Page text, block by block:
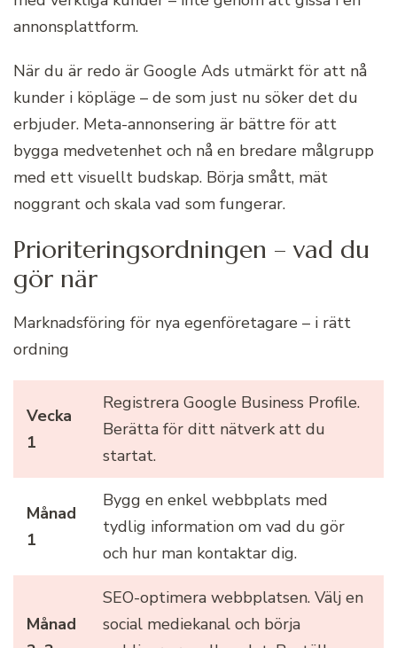
annonsplattform.
När du är redo är Google Ads utmärkt för att nå
kunder i köpläge – de som just nu söker det du
erbjuder. Meta-annonsering är bättre för att
bygga medvetenhet och nå en bredare målgrupp
med ett visuellt budskap. Börja smått, mät
noggrant och skala vad som fungerar.
Prioriteringsordningen – vad du
gör när
Marknadsföring för nya egenföretagare – i rätt
ordning
Vecka
1
Registrera Google Business Profile.
Berätta för ditt nätverk att du
startat.
Månad
1
Bygg en enkel webbplats med
tydlig information om vad du gör
och hur man kontaktar dig.
Månad
SEO-optimera webbplatsen. Välj en
social mediekanal och börja